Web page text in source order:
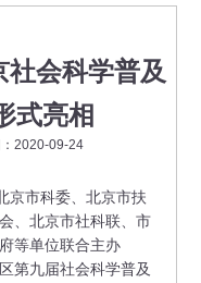
社会科学普及
式亮相
2020-09-24
市科委、北京市扶
、北京市社科联、市
等单位联合主办
第九届社会科学普及